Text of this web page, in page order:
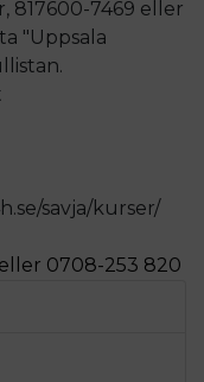
817600-7469 eller
"Uppsala
savja/kurser/
0708-253 820